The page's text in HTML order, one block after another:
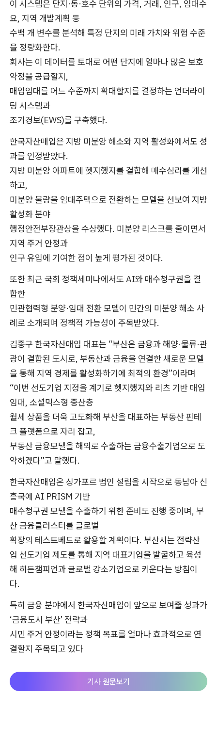
이 시스템은 단지·동·호수 단위의 가격, 거래, 인구, 임대수
요, 지역 개발계획 등
수백 개 변수를 분석해 특정 단지의 미래 가치와 위험 수준
을 정량화한다.
회사는 이 데이터를 토대로 어떤 단지에 얼마나 많은 보호
약정을 공급할지,
매입임대를 어느 수준까지 확대할지를 결정하는 언더라이
팅 시스템과
조기경보(EWS)를 구축했다.
한국자산매입은 지방 미분양 해소와 지역 활성화에서도 성
과를 인정받았다.
지방 미분양 아파트에 헷지했지를 결합해 매수심리를 개선
하고,
미분양 물량을 임대주택으로 전환하는 모델을 선보여 지방
활성화 분야
행정안전부장관상을 수상했다. 미분양 리스크를 줄이면서
지역 주거 안정과
인구 유입에 기여한 점이 높게 평가된 것이다.
또한 최근 국회 정책세미나에서도 AI와 매수청구권을 결
합한
민관협력형 분양·임대 전환 모델이 민간의 미분양 해소 사
례로 소개되며 정책적 가능성이 주목받았다.
김종구 한국자산매입 대표는 “부산은 금융과 해양·물류·관
광이 결합된 도시로, 부동산과 금융을 연결한 새로운 모델
을 통해 지역 경제를 활성화하기에 최적의 환경”이라며
“이번 선도기업 지정을 계기로 헷지했지와 리츠 기반 매입
임대, 소셜믹스형 중산층
월세 상품을 더욱 고도화해 부산을 대표하는 부동산 핀테
크 플랫폼으로 자리 잡고,
부동산 금융모델을 해외로 수출하는 금융수출기업으로 도
약하겠다”고 말했다.
한국자산매입은 싱가포르 법인 설립을 시작으로 동남아 신
흥국에 AI PRISM 기반
매수청구권 모델을 수출하기 위한 준비도 진행 중이며, 부
산 금융클러스터를 글로벌
확장의 테스트베드로 활용할 계획이다. 부산시는 전략산
업 선도기업 제도를 통해 지역 대표기업을 발굴하고 육성
해 히든챔피언과 글로벌 강소기업으로 키운다는 방침이
다.
특히 금융 분야에서 한국자산매입이 앞으로 보여줄 성과가
‘금융도시 부산’ 전략과
시민 주거 안정이라는 정책 목표를 얼마나 효과적으로 연
결할지 주목되고 있다
기사 원문보기